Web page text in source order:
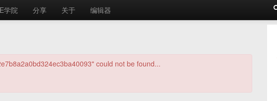
学院 分享 关于 编辑器
could not be found...